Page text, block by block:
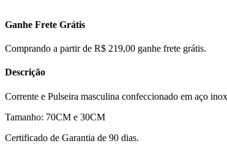
Ganhe Frete Grátis
Comprando a partir de R$ 219,00 ganhe frete grátis.
Descrição
Corrente e Pulseira masculina confeccionado em aço
Tamanho: 70CM e 30CM
Certificado de Garantia de 90 dias.